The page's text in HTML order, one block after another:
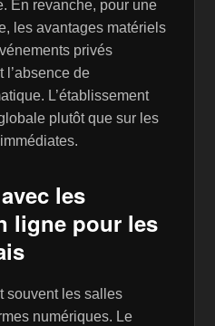
En revanche, pour une
les avantages matériels
privés
l’absence de
L’établissement
plutôt que sur les
les
ligne pour les
souvent les salles
numériques. Le